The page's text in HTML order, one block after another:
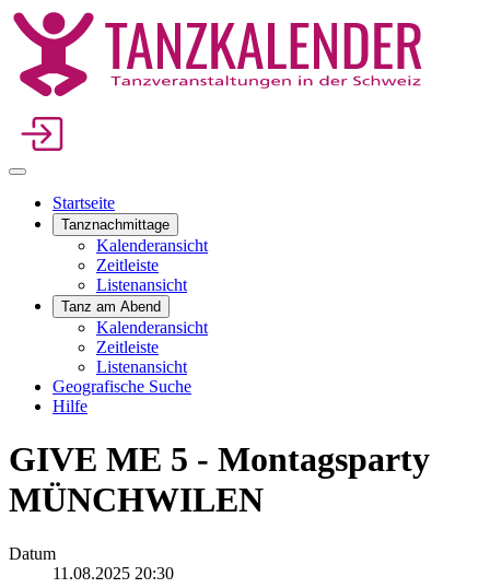
Startseite
Tanznachmittage
Kalenderansicht
Zeitleiste
Listenansicht
Tanz am Abend
Kalenderansicht
Zeitleiste
Listenansicht
Geografische Suche
Hilfe
GIVE ME 5 - Montagsparty
MÜNCHWILEN
Datum
11.08.2025 20:30